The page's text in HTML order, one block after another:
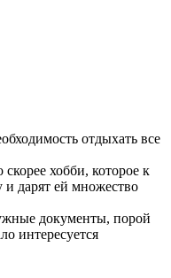
отдыхать все
хобби, которое к
дарят ей множество
документы, порой
интересуется